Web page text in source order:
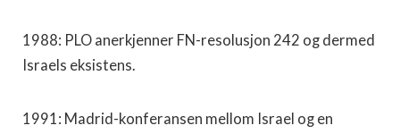
1988: PLO anerkjenner FN-resolusjon 242 og dermed
Israels eksistens.
1991: Madrid-konferansen mellom Israel og en